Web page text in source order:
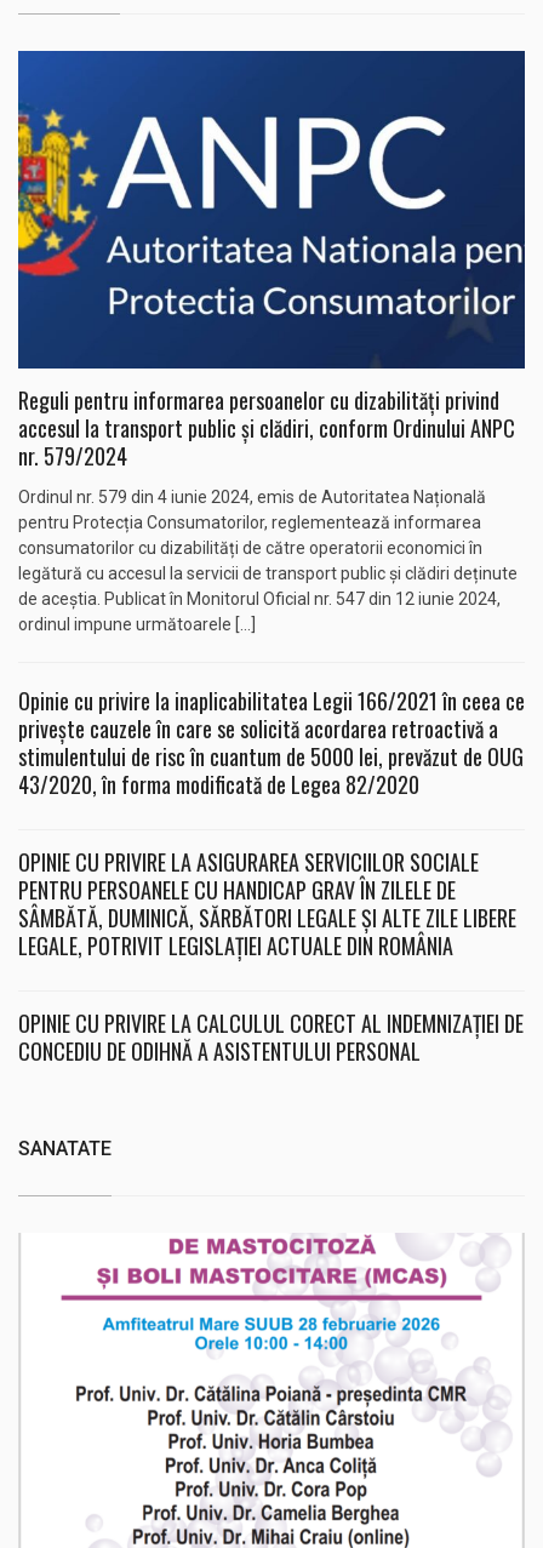
Reguli pentru informarea persoanelor cu dizabilități privind
accesul la transport public și clădiri, conform Ordinului ANPC
nr. 579/2024
Ordinul nr. 579 din 4 iunie 2024, emis de Autoritatea Națională
pentru Protecția Consumatorilor, reglementează informarea
consumatorilor cu dizabilități de către operatorii economici în
legătură cu accesul la servicii de transport public și clădiri deținute
de aceștia. Publicat în Monitorul Oficial nr. 547 din 12 iunie 2024,
ordinul impune următoarele […]
Opinie cu privire la inaplicabilitatea Legii 166/2021 în ceea ce
privește cauzele în care se solicită acordarea retroactivă a
stimulentului de risc în cuantum de 5000 lei, prevăzut de OUG
43/2020, în forma modificată de Legea 82/2020
OPINIE CU PRIVIRE LA ASIGURAREA SERVICIILOR SOCIALE
PENTRU PERSOANELE CU HANDICAP GRAV ÎN ZILELE DE
SÂMBĂTĂ, DUMINICĂ, SĂRBĂTORI LEGALE ȘI ALTE ZILE LIBERE
LEGALE, POTRIVIT LEGISLAȚIEI ACTUALE DIN ROMÂNIA
OPINIE CU PRIVIRE LA CALCULUL CORECT AL INDEMNIZAȚIEI DE
CONCEDIU DE ODIHNĂ A ASISTENTULUI PERSONAL
SANATATE